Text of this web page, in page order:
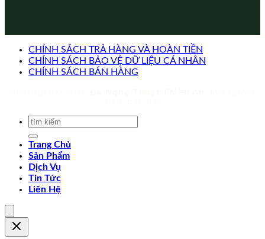
CHÍNH SÁCH TRẢ HÀNG VÀ HOÀN TIỀN
CHÍNH SÁCH BẢO VỆ DỮ LIỆU CÁ NHÂN
CHÍNH SÁCH BÁN HÀNG
Trang Chủ
Sản Phẩm
Dịch Vụ
Tin Tức
Liên Hệ